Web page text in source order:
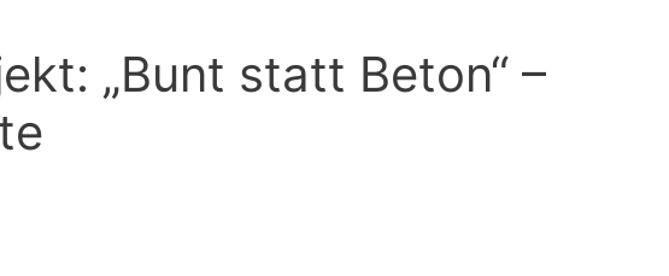
„Bunt statt Beton“ –